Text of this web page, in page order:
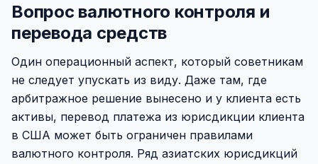
Вопрос валютного контроля и
перевода средств
Один операционный аспект, который советникам
не следует упускать из виду. Даже там, где
арбитражное решение вынесено и у клиента есть
активы, перевод платежа из юрисдикции клиента
в США может быть ограничен правилами
валютного контроля. Ряд азиатских юрисдикций